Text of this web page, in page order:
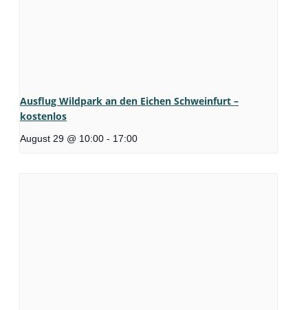
Ausflug Wildpark an den Eichen Schweinfurt –
kostenlos
August 29 @ 10:00 - 17:00